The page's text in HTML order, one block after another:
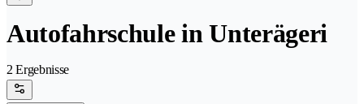
Autofahrschule in Unterägeri
2 Ergebnisse